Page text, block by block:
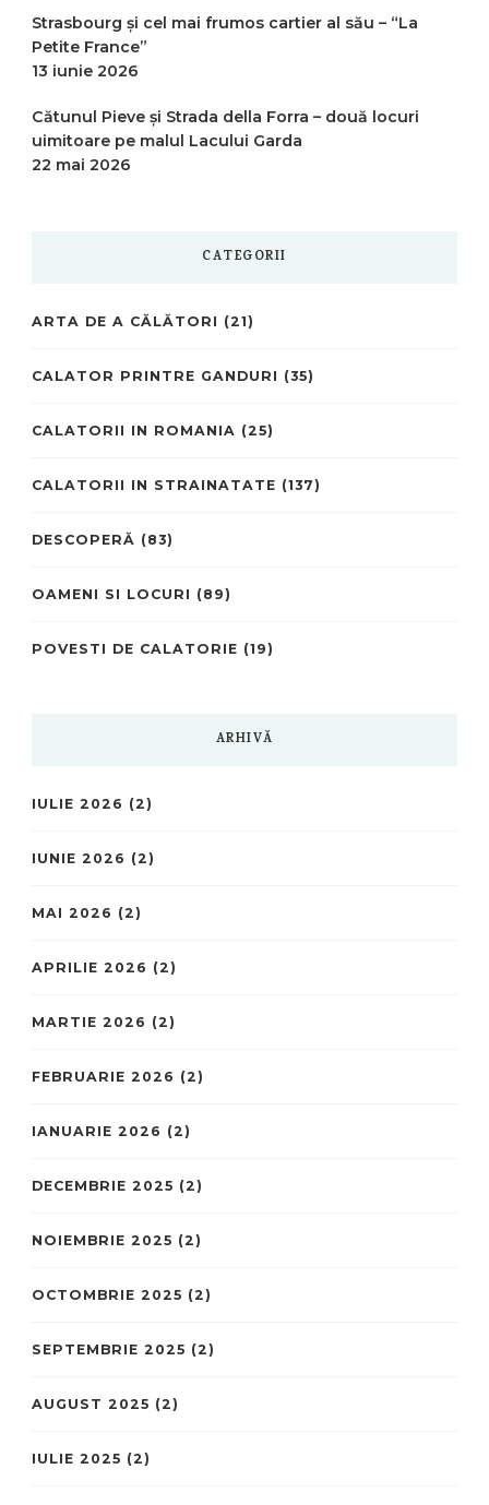
Strasbourg și cel mai frumos cartier al său – “La
Petite France”
13 iunie 2026
Cătunul Pieve și Strada della Forra – două locuri
uimitoare pe malul Lacului Garda
22 mai 2026
CATEGORII
ARTA DE A CĂLĂTORI (21)
CALATOR PRINTRE GANDURI (35)
CALATORII IN ROMANIA (25)
CALATORII IN STRAINATATE (137)
DESCOPERĂ (83)
OAMENI SI LOCURI (89)
POVESTI DE CALATORIE (19)
ARHIVĂ
IULIE 2026 (2)
IUNIE 2026 (2)
MAI 2026 (2)
APRILIE 2026 (2)
MARTIE 2026 (2)
FEBRUARIE 2026 (2)
IANUARIE 2026 (2)
DECEMBRIE 2025 (2)
NOIEMBRIE 2025 (2)
OCTOMBRIE 2025 (2)
SEPTEMBRIE 2025 (2)
AUGUST 2025 (2)
IULIE 2025 (2)